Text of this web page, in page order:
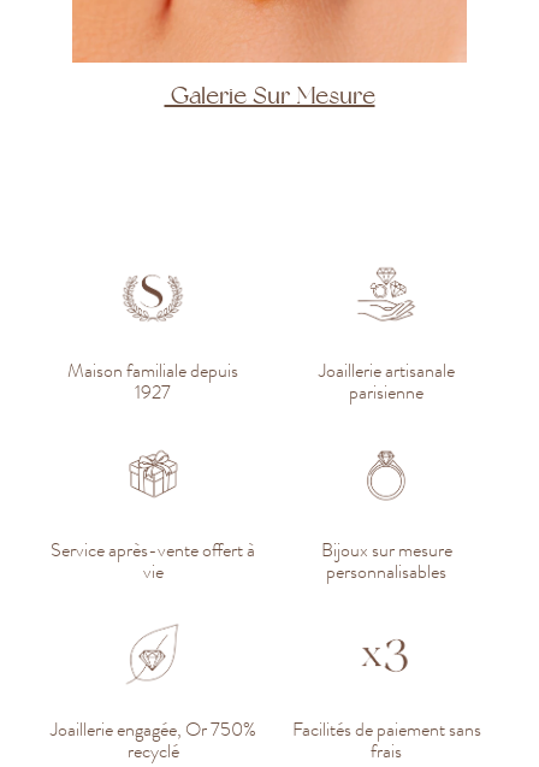
Galerie Sur Mesure
Maison familiale depuis
1927
Joaillerie artisanale
parisienne
Service après-vente offert à
vie
Bijoux sur mesure
personnalisables
Joaillerie engagée, Or 750%
recyclé
Facilités de paiement sans
frais